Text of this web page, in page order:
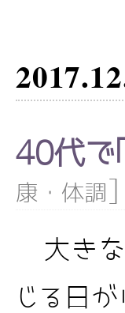
40代で
康・体調
大きな
じる日